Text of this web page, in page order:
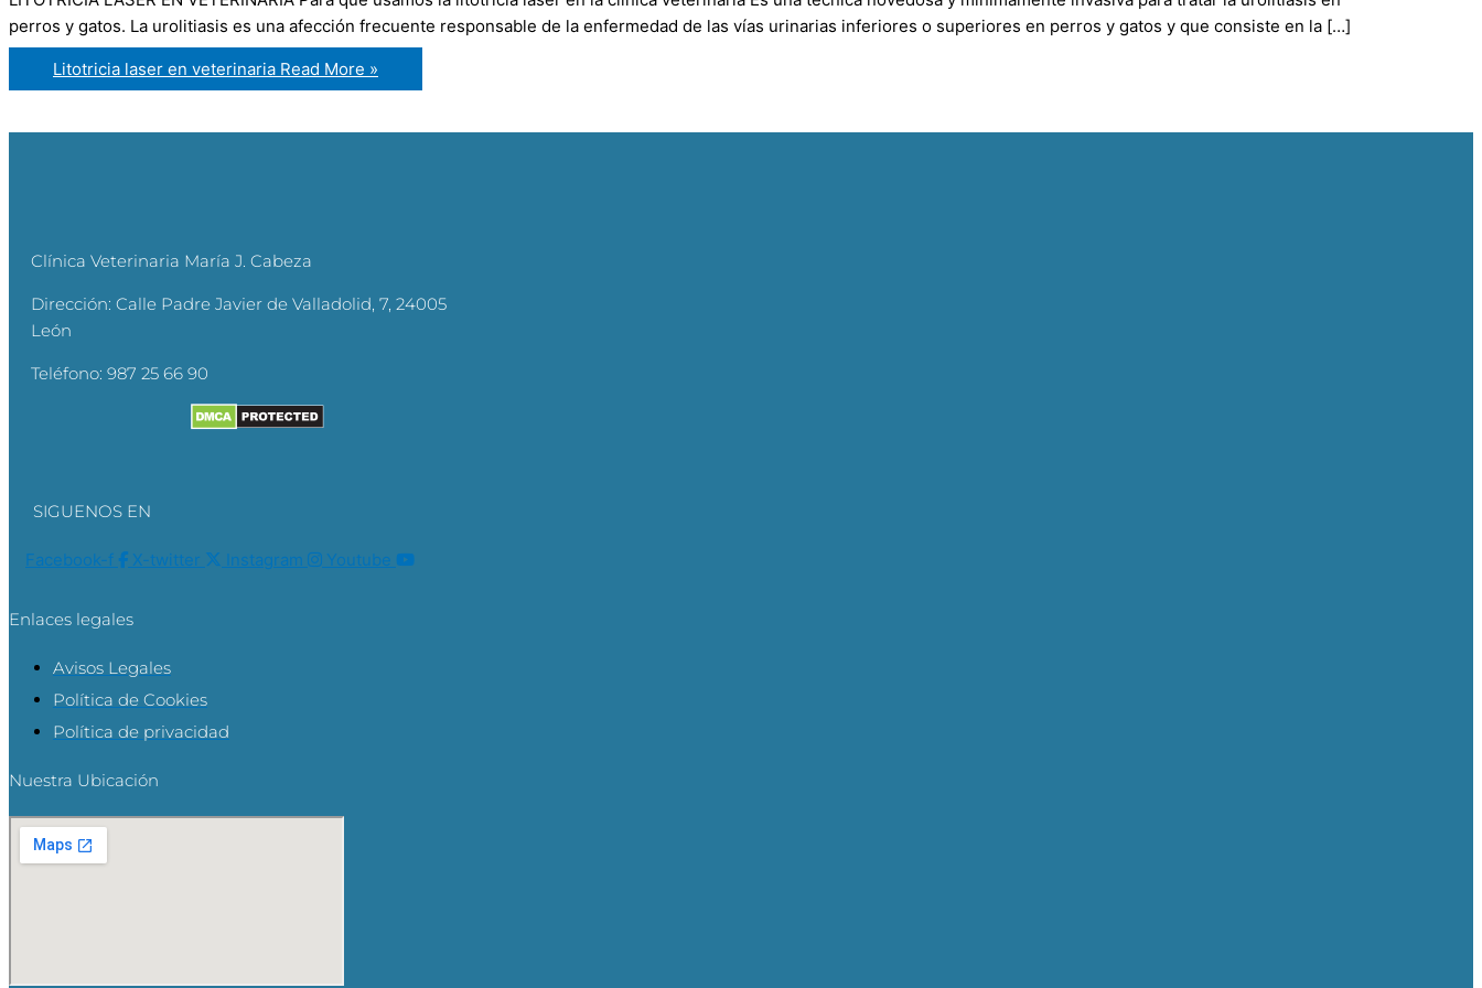
perros y gatos. La urolitiasis es una afección frecuente responsable de la enfermedad de las vías urinarias inferiores o superiores en perros y gatos y que consiste en la […]
Litotricia laser en veterinaria Read More »
Clínica Veterinaria María J. Cabeza
Dirección: Calle Padre Javier de Valladolid, 7, 24005
León
Teléfono: 987 25 66 90
SIGUENOS EN
Facebook-f X-twitter Instagram Youtube
Enlaces legales
Avisos Legales
Política de Cookies
Política de privacidad
Nuestra Ubicación